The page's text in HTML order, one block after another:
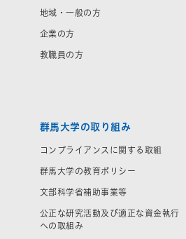
地域・一般の方
企業の方
教職員の方
群馬大学の取り組み
コンプライアンスに関する取組
群馬大学の教育ポリシー
文部科学省補助事業等
公正な研究活動及び適正な資金執行
への取組み